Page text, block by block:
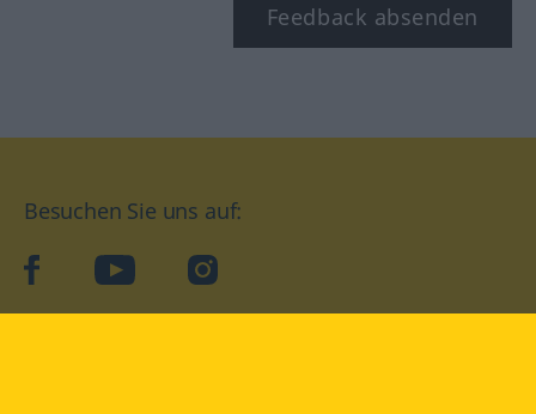
Feedback absenden
Besuchen Sie uns auf:
facebookYouTube Instagram